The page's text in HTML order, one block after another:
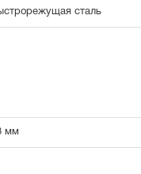
сталь
мм